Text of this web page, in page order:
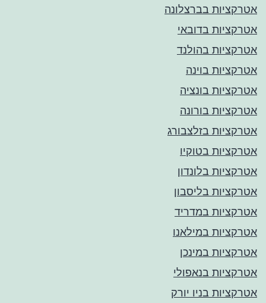
אטרקציות בברצלונה
אטרקציות בדובאי
אטרקציות בהולנד
אטרקציות בוינה
אטרקציות בונציה
אטרקציות בורונה
אטרקציות בזלצבורג
אטרקציות בטוקיו
אטרקציות בלונדון
אטרקציות בליסבון
אטרקציות במדריד
אטרקציות במילאנו
אטרקציות במינכן
אטרקציות בנאפולי
אטרקציות בניו יורק